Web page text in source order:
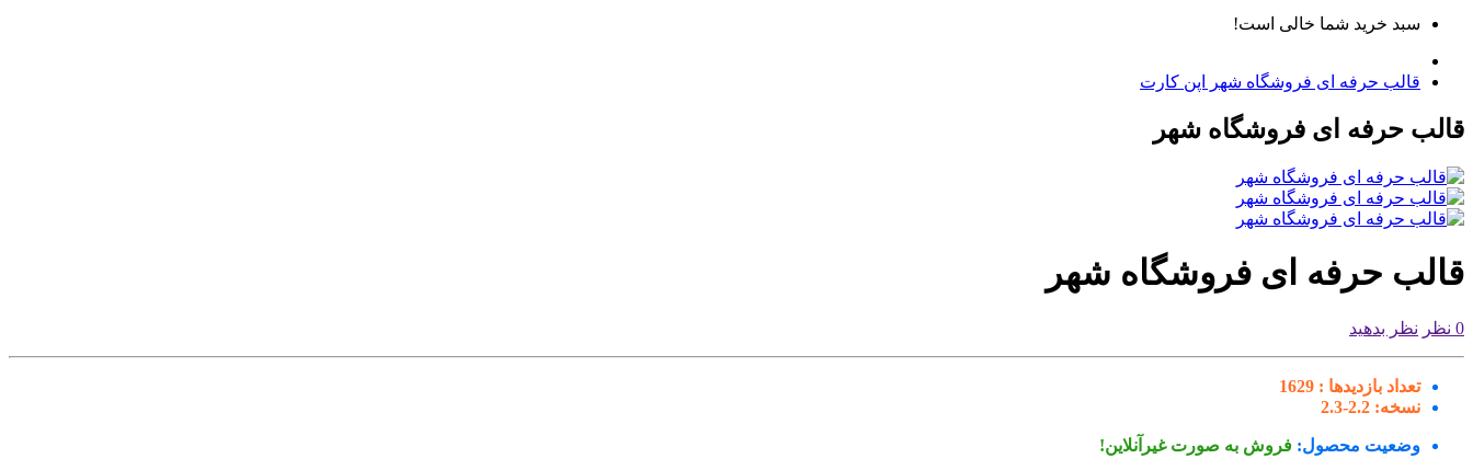
سبد خرید شما خالی است!
قالب حرفه ای فروشگاه شهر اپن کارت
قالب حرفه ای فروشگاه شهر
قالب حرفه ای فروشگاه شهر
0 نظر نظر بدهید
تعداد بازدیدها : 1629
نسخه: 2.2-2.3
وضعیت محصول: فروش به صورت غیرآنلاین!